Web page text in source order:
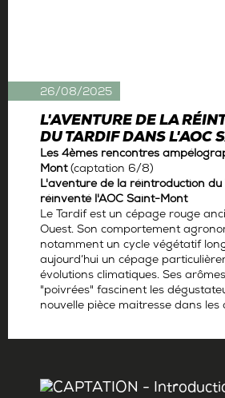
L'AVENTURE DE LA
DU TARDIF DANS L'AOC
Les 4èmes rencontres
Mont(captation 6/8)
L'aventure de la réintroduction du
réinventé l'AOC Saint-Mont
Le Tardif est un cépage rouge
Ouest. Son comportement
notamment un cycle végétatif
aujourd’hui un cépage
évolutions climatiques. Ses
"poivrées" fascinent les
nouvelle pièce maitresse dans les
26/08/2025